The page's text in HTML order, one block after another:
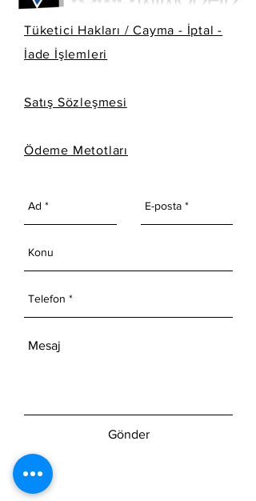
Tüketici Hakları / Cayma - İptal -
İade İşlemleri
Satış Sözleşmesi
Ödeme Metotları
Gönder